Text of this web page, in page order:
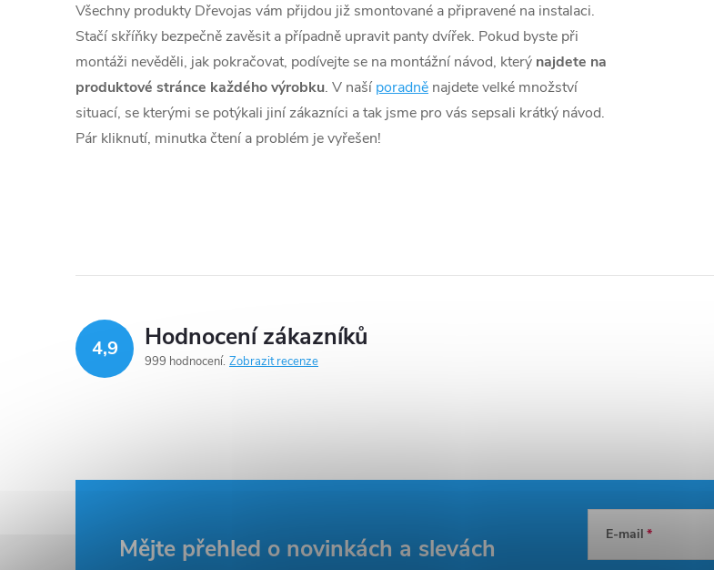
Všechny produkty Dřevojas vám přijdou již smontované a připravené na instalaci.
Stačí skříňky bezpečně zavěsit a případně upravit panty dvířek. Pokud byste při
montáži nevěděli, jak pokračovat, podívejte se na montážní návod, který najdete na
produktové stránce každého výrobku. V naší poradně najdete velké množství
situací, se kterými se potýkali jiní zákazníci a tak jsme pro vás sepsali krátký návod.
Pár kliknutí, minutka čtení a problém je vyřešen!
4,9 Hodnocení zákazníků
999 hodnocení Zobrazit recenze
Mějte přehled o novinkách a slevách E-mail